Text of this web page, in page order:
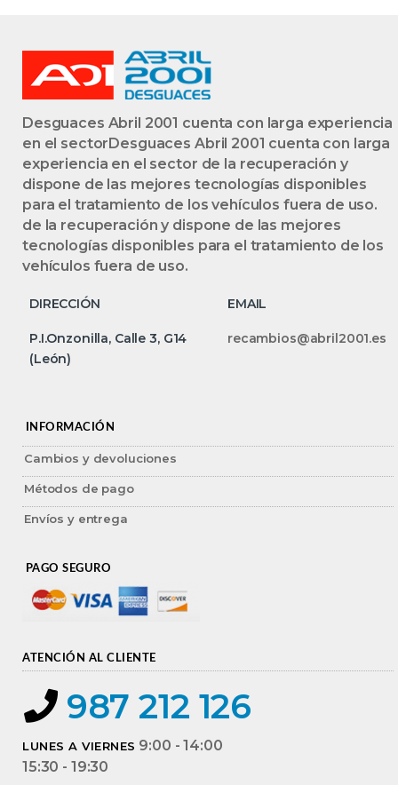
Desguaces Abril 2001 cuenta con larga experiencia
en el sectorDesguaces Abril 2001 cuenta con larga
experiencia en el sector de la recuperación y
dispone de las mejores tecnologías disponibles
para el tratamiento de los vehículos fuera de uso.
de la recuperación y dispone de las mejores
tecnologías disponibles para el tratamiento de los
vehículos fuera de uso.
DIRECCIÓN EMAIL
P.I.Onzonilla, Calle 3, G14
(León)
recambios@abril2001.es
INFORMACIÓN
Cambios y devoluciones
Métodos de pago
Envíos y entrega
PAGO SEGURO
ATENCIÓN AL CLIENTE
987 212 126
LUNES A VIERNES 9:00 - 14:00
15:30 - 19:30